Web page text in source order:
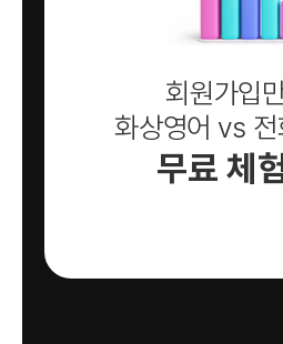
회원가입
화상영어 vs 전
무료 체